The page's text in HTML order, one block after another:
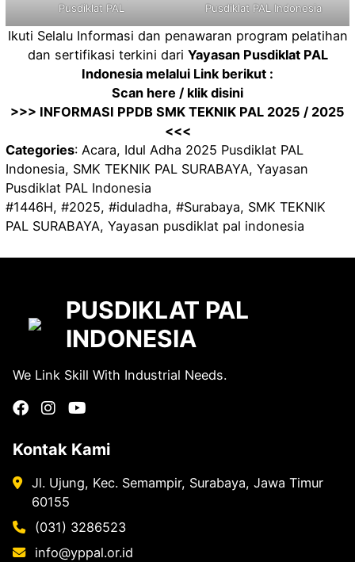
Pusdiklat PAL
Pusdiklat PAL Indonesia
Ikuti Selalu Informasi dan penawaran program pelatihan
dan sertifikasi terkini dari Yayasan Pusdiklat PAL
Indonesia melalui Link berikut :
Scan here / klik disini
>>> INFORMASI PPDB SMK TEKNIK PAL 2025 / 2025
<<<
Categories: Acara, Idul Adha 2025 Pusdiklat PAL
Indonesia, SMK TEKNIK PAL SURABAYA, Yayasan
Pusdiklat PAL Indonesia
#1446H, #2025, #iduladha, #Surabaya, SMK TEKNIK
PAL SURABAYA, Yayasan pusdiklat pal indonesia
PUSDIKLAT PAL
INDONESIA
We Link Skill With Industrial Needs.
Kontak Kami
Jl. Ujung, Kec. Semampir, Surabaya, Jawa Timur
60155
(031) 3286523
info@yppal.or.id